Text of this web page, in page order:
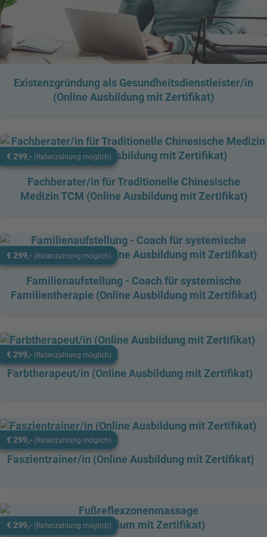
Existenzgründung als Gesundheitsdienstleister/in
(Online Ausbildung mit Zertifikat)
€ 299,- (Ratenzahlung möglich)
Fachberater/in für Traditionelle Chinesische
Medizin TCM (Online Ausbildung mit Zertifikat)
€ 299,- (Ratenzahlung möglich)
Familienaufstellung - Coach für systemische
Familientherapie (Online Ausbildung mit Zertifikat)
€ 299,- (Ratenzahlung möglich)
Farbtherapeut/in (Online Ausbildung mit Zertifikat)
€ 299,- (Ratenzahlung möglich)
Faszientrainer/in (Online Ausbildung mit Zertifikat)
€ 299,- (Ratenzahlung möglich)